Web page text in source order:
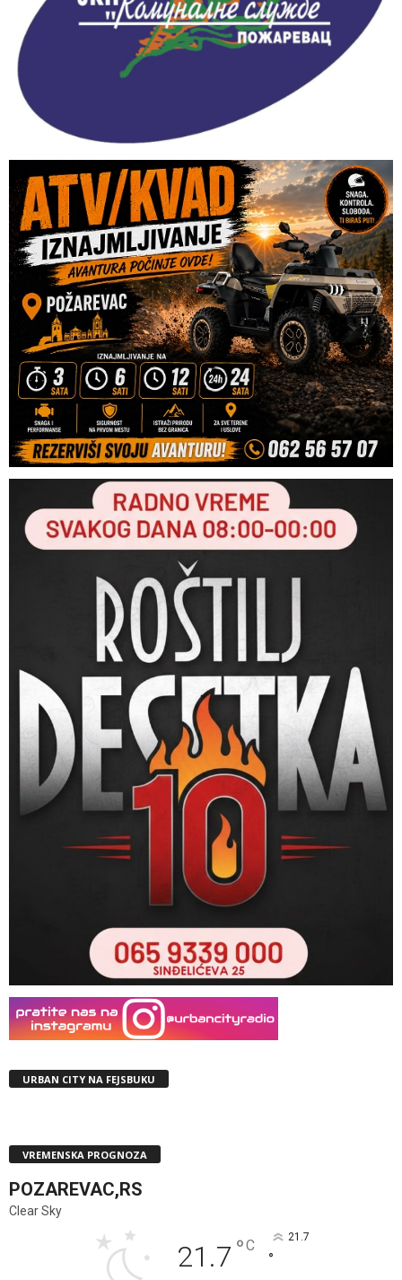
URBAN CITY NA FEJSBUKU
VREMENSKA PROGNOZA
POZAREVAC,RS
Clear Sky
21.7 °C 21.7
°